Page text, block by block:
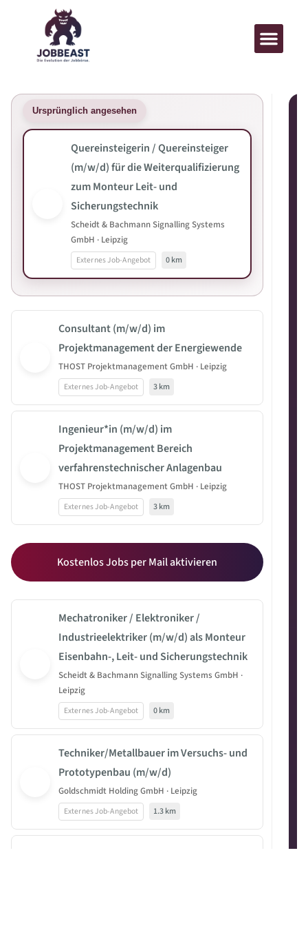
Ursprünglich angesehen
Quereinsteigerin / Quereinsteiger
(m/w/d) für die Weiterqualifizierung
zum Monteur Leit- und
Sicherungstechnik
Scheidt & Bachmann Signalling Systems
GmbH · Leipzig
Externes Job-Angebot 0 km
Consultant (m/w/d) im
Projektmanagement der Energiewende
THOST Projektmanagement GmbH · Leipzig
Externes Job-Angebot 3 km
Ingenieur*in (m/w/d) im
Projektmanagement Bereich
verfahrenstechnischer Anlagenbau
THOST Projektmanagement GmbH · Leipzig
Externes Job-Angebot 3 km
Kostenlos Jobs per Mail aktivieren
Mechatroniker / Elektroniker /
Industrieelektriker (m/w/d) als Monteur
Eisenbahn-, Leit- und Sicherungstechnik
Scheidt & Bachmann Signalling Systems GmbH ·
Leipzig
Externes Job-Angebot 0 km
Techniker/Metallbauer im Versuchs- und
Prototypenbau (m/w/d)
Goldschmidt Holding GmbH · Leipzig
Externes Job-Angebot 1.3 km